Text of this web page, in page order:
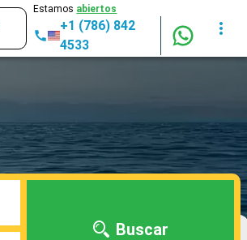
Estamos abiertos
+1 (786) 842
4533
Buscar